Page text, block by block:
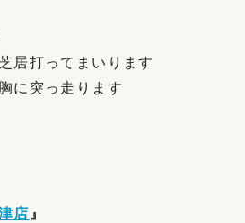
居打ってまいります
に突っ走ります
店 』